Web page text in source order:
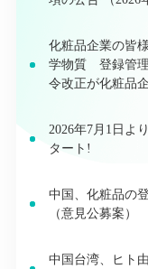
化粧品企業の皆
学物質 登録管
令改正が化粧品
2026年7月1日よ
タート!
中国、化粧品の
（意見公募案）
中国台湾、ヒト